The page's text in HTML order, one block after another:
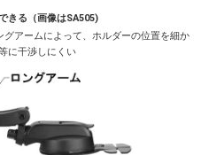
きる（画像はSA505)
アームによって、ホルダーの位置を細か
に干渉しにくい